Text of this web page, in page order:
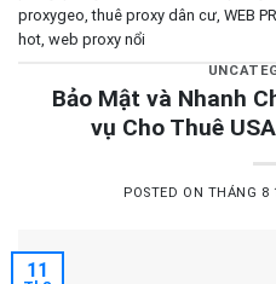
proxygeo,thuê proxy dân cư, WEB
hot, web proxy nổi
Bảo Mật và Nhanh
vụ Cho Thuê
POSTED ON THÁNG 8
11